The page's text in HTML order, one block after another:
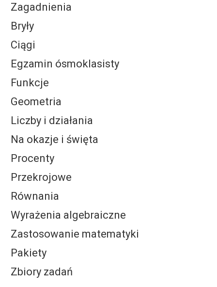
Zagadnienia
Bryły
Ciągi
Egzamin ósmoklasisty
Funkcje
Geometria
Liczby i działania
Na okazje i święta
Procenty
Przekrojowe
Równania
Wyrażenia algebraiczne
Zastosowanie matematyki
Pakiety
Zbiory zadań